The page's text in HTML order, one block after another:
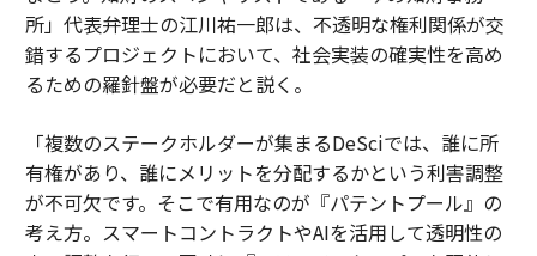
所」代表弁理士の江川祐一郎は、不透明な権利関係が交
錯するプロジェクトにおいて、社会実装の確実性を高め
るための羅針盤が必要だと説く。
「複数のステークホルダーが集まるDeSciでは、誰に所
有権があり、誰にメリットを分配するかという利害調整
が不可欠です。そこで有用なのが『パテントプール』の
考え方。スマートコントラクトやAIを活用して透明性の